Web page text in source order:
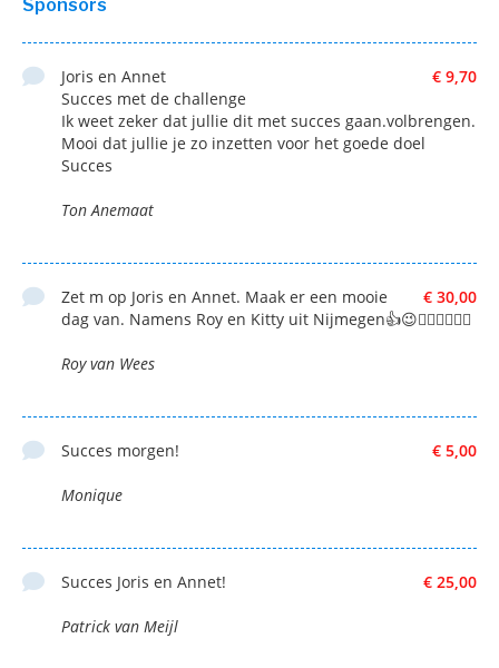
Sponsors
€ 9,70
Joris en Annet
Succes met de challenge
Ik weet zeker dat jullie dit met succes gaan.volbrengen.
Mooi dat jullie je zo inzetten voor het goede doel
Succes
Ton Anemaat
€ 30,00
Zet m op Joris en Annet. Maak er een mooie
dag van. Namens Roy en Kitty uit Nijmegen👍😉🚵🏼‍♂️🚵🏼‍♂️
Roy van Wees
€ 5,00
Succes morgen!
Monique
€ 25,00
Succes Joris en Annet!
Patrick van Meijl